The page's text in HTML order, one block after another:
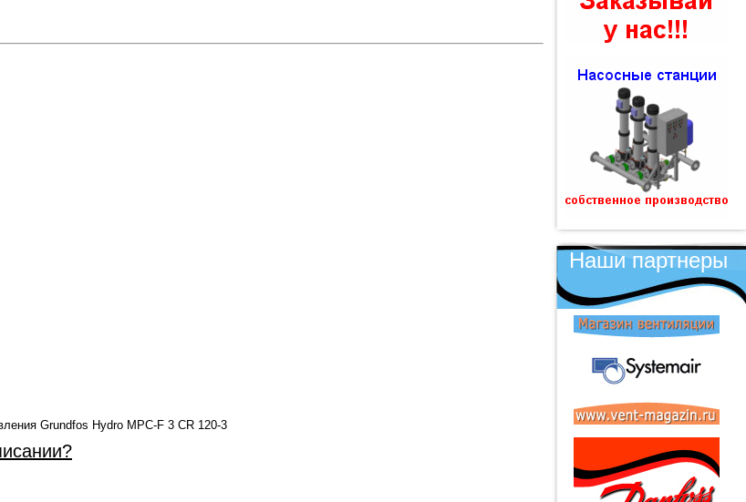
Наши партнеры
Grundfos Hydro MPC-F 3 CR 120-3